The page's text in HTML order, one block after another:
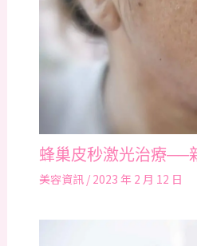
蜂巢皮秒激光治療──
美容資訊/ 2023 年 2 月 12 日